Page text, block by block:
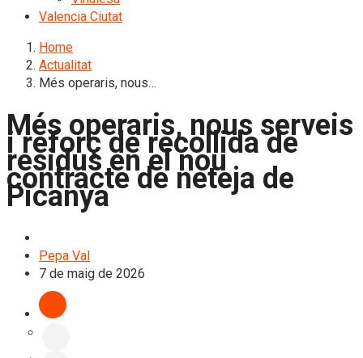
Valencia Ciutat
Home
Actualitat
Més operaris, nous…
Més operaris, nous serveis
i reforç de recollida de
residus en el nou
contracte de neteja de
Picanya
Pepa Val
7 de maig de 2026